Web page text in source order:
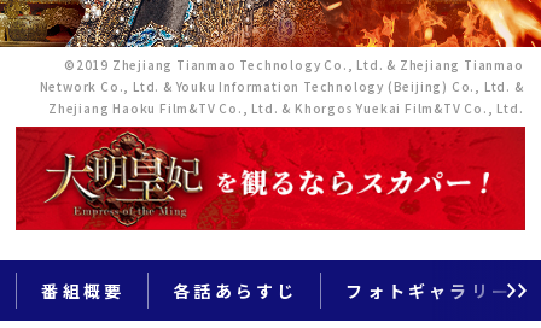
©2019 Zhejiang Tianmao Technology Co., Ltd. & Zhejiang Tianmao
Network Co., Ltd. & Youku Information Technology (Beijing) Co., Ltd. &
Zhejiang Haoku Film&TV Co., Ltd. & Khorgos Yuekai Film&TV Co., Ltd.
番組概要 各話あらすじ フォトギャラリー